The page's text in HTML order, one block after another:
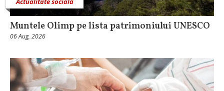
Muntele Olimp pe lista patrimoniului UNESCO
06 Aug, 2026